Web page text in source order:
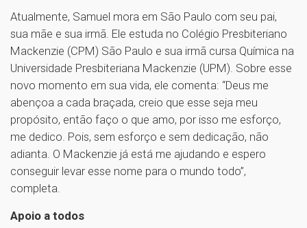
Atualmente, Samuel mora em São Paulo com seu pai,
sua mãe e sua irmã. Ele estuda no Colégio Presbiteriano
Mackenzie (CPM) São Paulo e sua irmã cursa Química na
Universidade Presbiteriana Mackenzie (UPM). Sobre esse
novo momento em sua vida, ele comenta: “Deus me
abençoa a cada braçada, creio que esse seja meu
propósito, então faço o que amo, por isso me esforço,
me dedico. Pois, sem esforço e sem dedicação, não
adianta. O Mackenzie já está me ajudando e espero
conseguir levar esse nome para o mundo todo”,
completa.
Apoio a todos